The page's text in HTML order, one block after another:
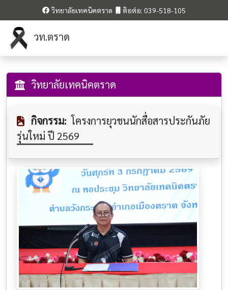
วิทยาลัยเทคนิคตราด ติอต่อ: 039-518-105
วท.ตราด
วิทยาลัยเทคนิคตราด
กิจกรรม: โครงการยุวชนนักสื่อสารประกันภัย
รุ่นใหม่ ปี 2569